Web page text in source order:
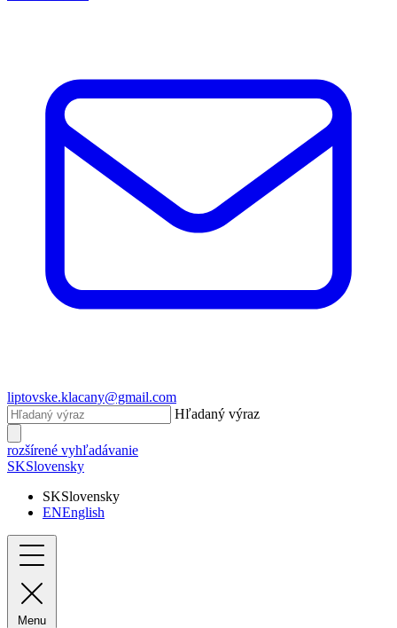
liptovske.klacany@gmail.com
Hľadaný výraz
rozšírené vyhľadávanie
SKSlovensky
SKSlovensky
ENEnglish
Menu